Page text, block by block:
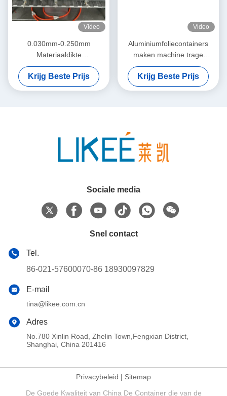
Video
0.030mm-0.250mm
Materiaaldikte
Aluminiumfolie
Containervorm Voor
Duurzame Productie
Krijg Beste Prijs
Video
Aluminiumfoliecontainers
maken machine trage
draadvorm op maat ontwerp
Krijg Beste Prijs
Sociale media
Snel contact
Tel.
86-021-57600070-86 18930097829
E-mail
tina@likee.com.cn
Adres
No.780 Xinlin Road, Zhelin Town,Fengxian District,
Shanghai, China 201416
Privacybeleid | Sitemap
De Goede Kwaliteit van China De Container die van de